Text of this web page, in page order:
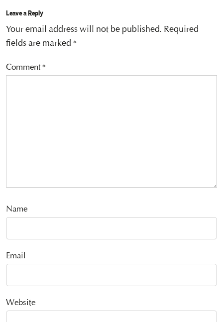
Leave a Reply
Your email address will not be published. Required
fields are marked *
Comment*
Name
Email
Website